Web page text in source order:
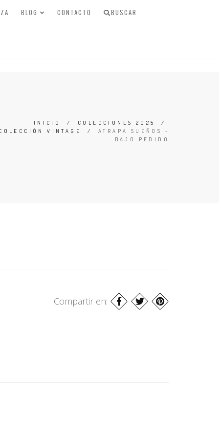
BLOG CONTACTO BUSCAR
INICIO / COLECCIONES 2025
/
VINTAGE
/ ATRAPA SUEÑOS -
BAJO PEDIDO
Compartir en: